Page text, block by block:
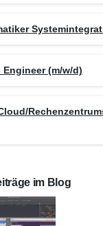
keyword-
Engineer (m/w/d)
im Blog